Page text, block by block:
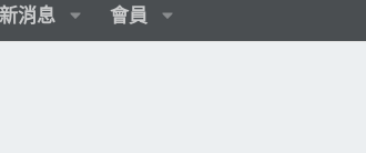
消息 會員